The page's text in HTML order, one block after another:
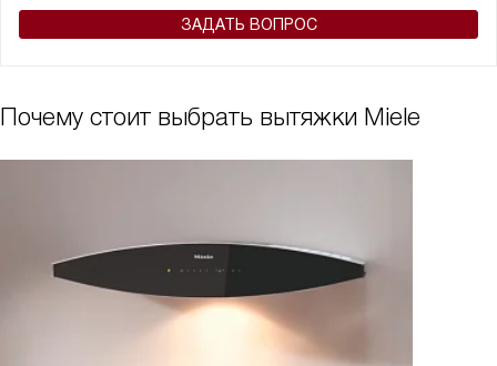
ЗАДАТЬ ВОПРОС
Почему стоит выбрать вытяжки Miele